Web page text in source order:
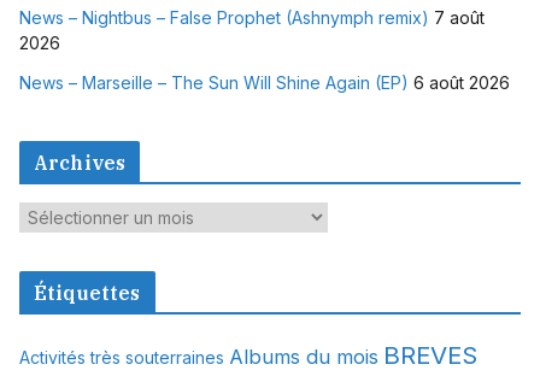
News – Nightbus – False Prophet (Ashnymph remix) 7 août
2026
News – Marseille – The Sun Will Shine Again (EP) 6 août 2026
Archives
A
c
v
Étiquettes
Activités très souterraines Albums du mois BREVES